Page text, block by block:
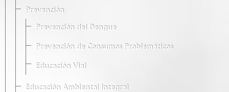
Prevención
Prevención del Dengue
Prevención de Consumos Problemáticos
Educación Vial
Educación Ambiental Integral